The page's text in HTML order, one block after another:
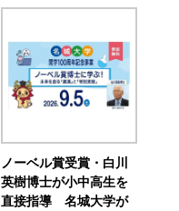
ノーベル賞受賞・白川
英樹博士が小中高生を
直接指導 名城大学が